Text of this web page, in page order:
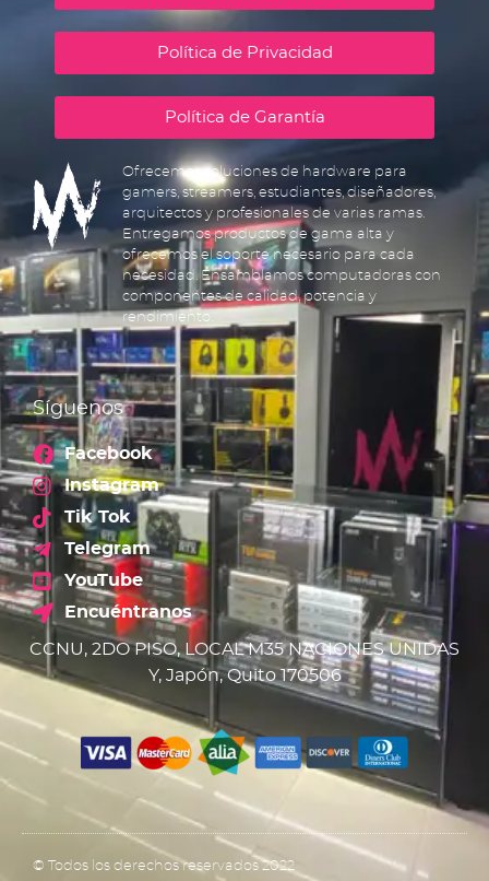
Política de Privacidad
Política de Garantía
Ofrecemos soluciones de hardware para
gamers, streamers, estudiantes, diseñadores,
arquitectos y profesionales de varias ramas.
Entregamos productos de gama alta y
ofrecemos el soporte necesario para cada
necesidad. Ensamblamos computadoras con
componentes de calidad, potencia y
rendimiento.
Síguenos
Facebook
Instagram
Tik Tok
Telegram
YouTube
Encuéntranos
CCNU, 2DO PISO, LOCAL M35 NACIONES UNIDAS
Y, Japón, Quito 170506
© Todos los derechos reservados 2022